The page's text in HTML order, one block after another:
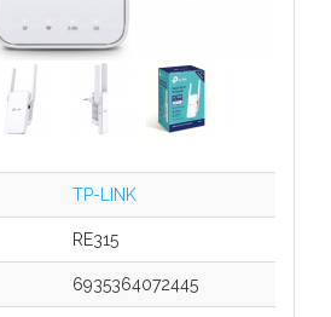
TP-LINK
RE315
6935364072445